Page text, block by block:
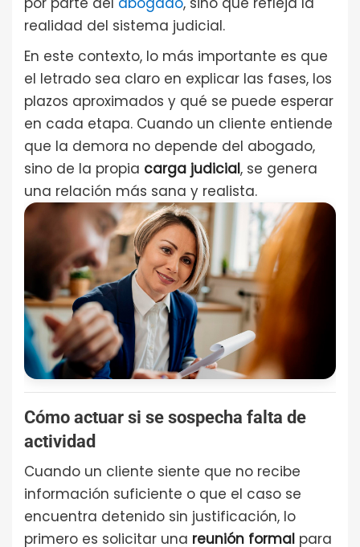
realidad del sistema judicial.
En este contexto, lo más importante es que
el letrado sea claro en explicar las fases, los
plazos aproximados y qué se puede esperar
en cada etapa. Cuando un cliente entiende
que la demora no depende del abogado,
sino de la propia carga judicial, se genera
una relación más sana y realista.
Cómo actuar si se sospecha falta de
actividad
Cuando un cliente siente que no recibe
información suficiente o que el caso se
encuentra detenido sin justificación, lo
primero es solicitar una reunión formal para